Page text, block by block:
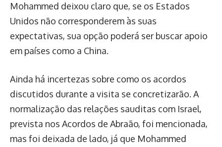
Mohammed deixou claro que, se os Estados
Unidos não corresponderem às suas
expectativas, sua opção poderá ser buscar apoio
em países como a China.
Ainda há incertezas sobre como os acordos
discutidos durante a visita se concretizarão. A
normalização das relações sauditas com Israel,
prevista nos Acordos de Abraão, foi mencionada,
mas foi deixada de lado, já que Mohammed